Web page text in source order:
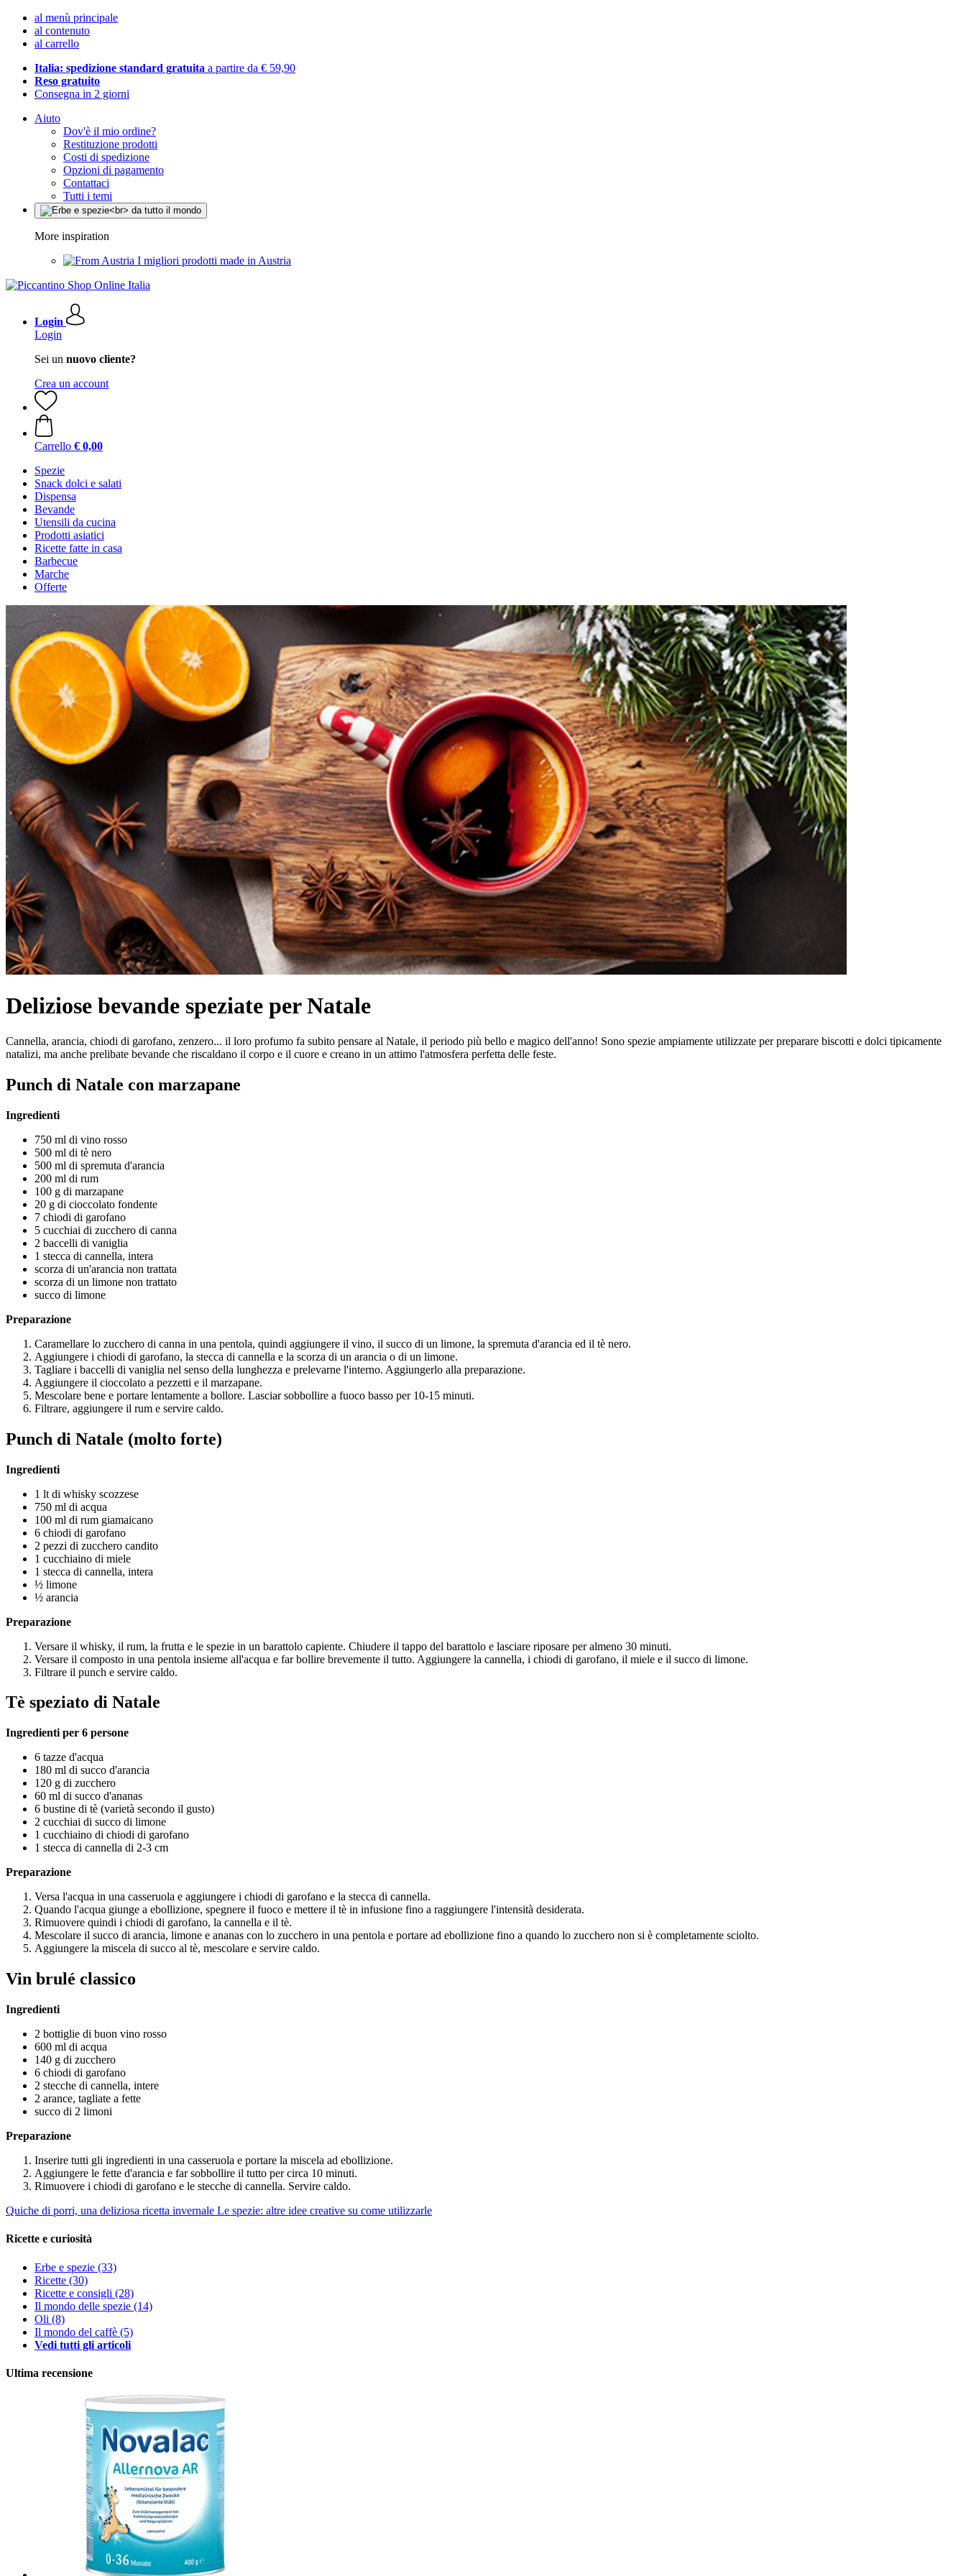
al menù principale
al contenuto
al carrello
Italia: spedizione standard gratuita a partire da € 59,90
Reso gratuito
Consegna in 2 giorni
Aiuto
Dov'è il mio ordine?
Restituzione prodotti
Costi di spedizione
Opzioni di pagamento
Contattaci
Tutti i temi
More inspiration
I migliori prodotti made in Austria
Login
Login
Sei un nuovo cliente?
Crea un account
Carrello € 0,00
Spezie
Snack dolci e salati
Dispensa
Bevande
Utensili da cucina
Prodotti asiatici
Ricette fatte in casa
Barbecue
Marche
Offerte
Deliziose bevande speziate per Natale
Cannella, arancia, chiodi di garofano, zenzero... il loro profumo fa subito pensare al Natale, il periodo più bello e magico dell'anno! Sono spezie ampiamente utilizzate per preparare biscotti e dolci tipicamente
natalizi, ma anche prelibate bevande che riscaldano il corpo e il cuore e creano in un attimo l'atmosfera perfetta delle feste.
Punch di Natale con marzapane
Ingredienti
750 ml di vino rosso
500 ml di tè nero
500 ml di spremuta d'arancia
200 ml di rum
100 g di marzapane
20 g di cioccolato fondente
7 chiodi di garofano
5 cucchiai di zucchero di canna
2 baccelli di vaniglia
1 stecca di cannella, intera
scorza di un'arancia non trattata
scorza di un limone non trattato
succo di limone
Preparazione
Caramellare lo zucchero di canna in una pentola, quindi aggiungere il vino, il succo di un limone, la spremuta d'arancia ed il tè nero.
Aggiungere i chiodi di garofano, la stecca di cannella e la scorza di un arancia o di un limone.
Tagliare i baccelli di vaniglia nel senso della lunghezza e prelevarne l'interno. Aggiungerlo alla preparazione.
Aggiungere il cioccolato a pezzetti e il marzapane.
Mescolare bene e portare lentamente a bollore. Lasciar sobbollire a fuoco basso per 10-15 minuti.
Filtrare, aggiungere il rum e servire caldo.
Punch di Natale (molto forte)
Ingredienti
1 lt di whisky scozzese
750 ml di acqua
100 ml di rum giamaicano
6 chiodi di garofano
2 pezzi di zucchero candito
1 cucchiaino di miele
1 stecca di cannella, intera
½ limone
½ arancia
Preparazione
Versare il whisky, il rum, la frutta e le spezie in un barattolo capiente. Chiudere il tappo del barattolo e lasciare riposare per almeno 30 minuti.
Versare il composto in una pentola insieme all'acqua e far bollire brevemente il tutto. Aggiungere la cannella, i chiodi di garofano, il miele e il succo di limone.
Filtrare il punch e servire caldo.
Tè speziato di Natale
Ingredienti per 6 persone
6 tazze d'acqua
180 ml di succo d'arancia
120 g di zucchero
60 ml di succo d'ananas
6 bustine di tè (varietà secondo il gusto)
2 cucchiai di succo di limone
1 cucchiaino di chiodi di garofano
1 stecca di cannella di 2-3 cm
Preparazione
Versa l'acqua in una casseruola e aggiungere i chiodi di garofano e la stecca di cannella.
Quando l'acqua giunge a ebollizione, spegnere il fuoco e mettere il tè in infusione fino a raggiungere l'intensità desiderata.
Rimuovere quindi i chiodi di garofano, la cannella e il tè.
Mescolare il succo di arancia, limone e ananas con lo zucchero in una pentola e portare ad ebollizione fino a quando lo zucchero non si è completamente sciolto.
Aggiungere la miscela di succo al tè, mescolare e servire caldo.
Vin brulé classico
Ingredienti
2 bottiglie di buon vino rosso
600 ml di acqua
140 g di zucchero
6 chiodi di garofano
2 stecche di cannella, intere
2 arance, tagliate a fette
succo di 2 limoni
Preparazione
Inserire tutti gli ingredienti in una casseruola e portare la miscela ad ebollizione.
Aggiungere le fette d'arancia e far sobbollire il tutto per circa 10 minuti.
Rimuovere i chiodi di garofano e le stecche di cannella. Servire caldo.
Quiche di porri, una deliziosa ricetta invernale Le spezie: altre idee creative su come utilizzarle
Ricette e curiosità
Erbe e spezie (33)
Ricette (30)
Ricette e consigli (28)
Il mondo delle spezie (14)
Oli (8)
Il mondo del caffè (5)
Vedi tutti gli articoli
Ultima recensione